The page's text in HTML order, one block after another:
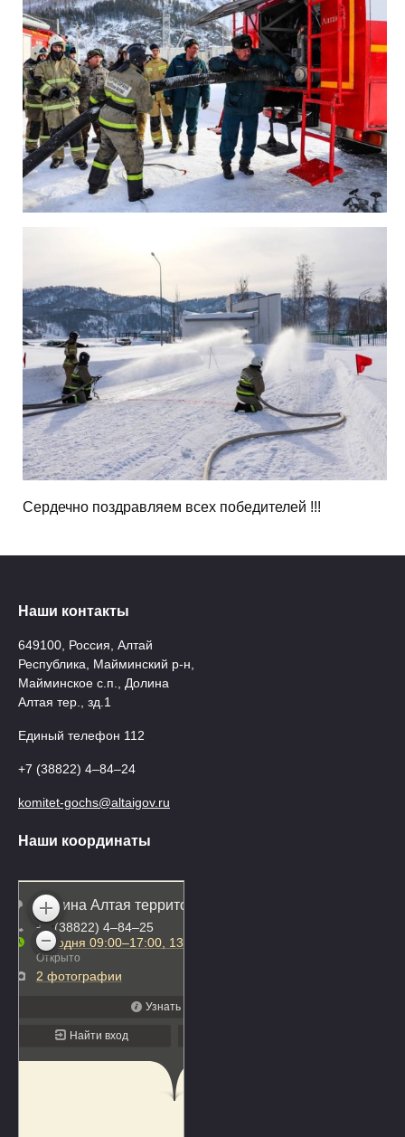
Сердечно поздравляем всех победителей !!!
Наши контакты
649100, Россия, Алтай
Республика, Майминский р-н,
Майминское с.п., Долина
Алтая тер., зд.1
Единый телефон 112
+7 (38822) 4‒84‒24
komitet-gochs@altaigov.ru
Наши координаты